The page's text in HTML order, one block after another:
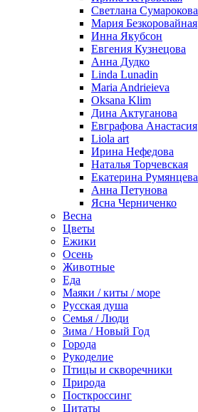
Светлана Сумарокова
Мария Безкоровайная
Инна Якубсон
Евгения Кузнецова
Анна Дудко
Linda Lunadin
Maria Andrieieva
Oksana Klim
Дина Актуганова
Евграфова Анастасия
Liola art
Ирина Нефедова
Наталья Торчевская
Екатерина Румянцева
Анна Петунова
Ясна Черниченко
Весна
Цветы
Ежики
Осень
Животные
Еда
Маяки / киты / море
Русская душа
Семья / Люди
Зима / Новый Год
Города
Рукоделие
Птицы и скворечники
Природа
Посткроссинг
Цитаты